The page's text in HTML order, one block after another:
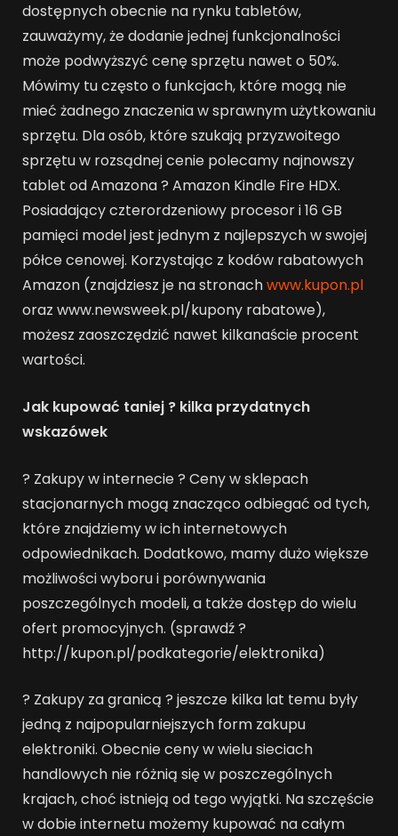
dostępnych obecnie na rynku tabletów,
zauważymy, że dodanie jednej funkcjonalności
może podwyższyć cenę sprzętu nawet o 50%.
Mówimy tu często o funkcjach, które mogą nie
mieć żadnego znaczenia w sprawnym użytkowaniu
sprzętu. Dla osób, które szukają przyzwoitego
sprzętu w rozsądnej cenie polecamy najnowszy
tablet od Amazona ? Amazon Kindle Fire HDX.
Posiadający czterordzeniowy procesor i 16 GB
pamięci model jest jednym z najlepszych w swojej
półce cenowej. Korzystając z kodów rabatowych
Amazon (znajdziesz je na stronachwww.kupon.pl
oraz www.newsweek.pl/kupony rabatowe),
możesz zaoszczędzić nawet kilkanaście procent
wartości.
Jak kupować taniej ? kilka przydatnych
wskazówek
? Zakupy w internecie ? Ceny w sklepach
stacjonarnych mogą znacząco odbiegać od tych,
które znajdziemy w ich internetowych
odpowiednikach. Dodatkowo, mamy dużo większe
możliwości wyboru i porównywania
poszczególnych modeli, a także dostęp do wielu
ofert promocyjnych. (sprawdź ?
http://kupon.pl/podkategorie/elektronika)
? Zakupy za granicą ? jeszcze kilka lat temu były
jedną z najpopularniejszych form zakupu
elektroniki. Obecnie ceny w wielu sieciach
handlowych nie różnią się w poszczególnych
krajach, choć istnieją od tego wyjątki. Na szczęście
w dobie internetu możemy kupować na całym